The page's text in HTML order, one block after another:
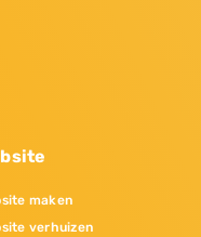
maken
verhuizen